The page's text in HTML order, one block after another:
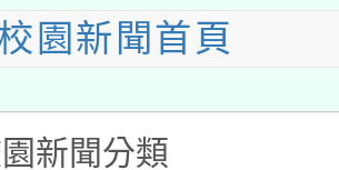
理115年度閱讀
能─人工智慧
素養講師名單
園新聞首頁